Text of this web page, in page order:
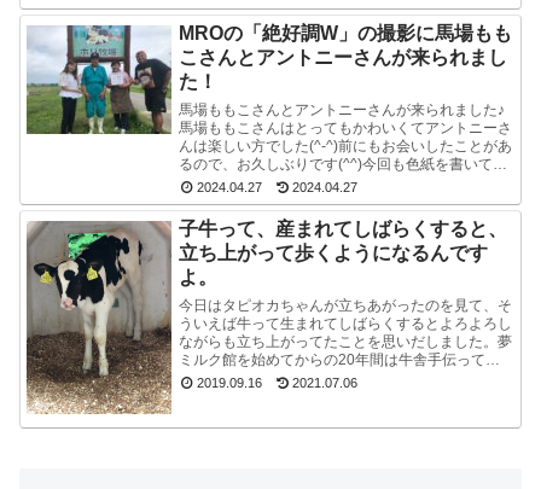
MROの「絶好調W」の撮影に馬場もも
こさんとアントニーさんが来られまし
た！
馬場ももこさんとアントニーさんが来られました♪
馬場ももこさんはとってもかわいくてアントニーさ
んは楽しい方でした(^-^)前にもお会いしたことがあ
るので、お久しぶりです(^^)今回も色紙を書いて戴
いたので、夢ミルク館に来られた時には、ぜひ、
2024.04.27 2024.04.27
子牛って、産まれてしばらくすると、
立ち上がって歩くようになるんです
よ。
今日はタピオカちゃんが立ちあがったのを見て、そ
ういえば牛って生まれてしばらくするとよろよろし
ながらも立ち上がってたことを思いだしました。夢
ミルク館を始めてからの20年間は牛舎手伝ってな
いので、うっかり忘れてました。ちょうど牧場長が
2019.09.16 2021.07.06